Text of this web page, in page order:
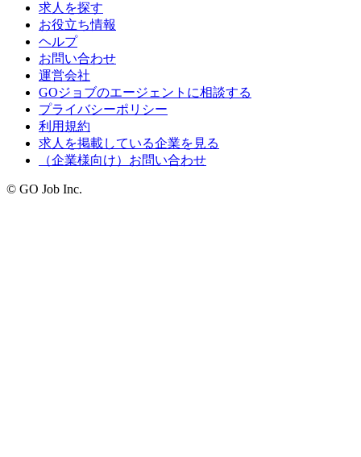
求人を探す
お役立ち情報
ヘルプ
お問い合わせ
運営会社
GOジョブのエージェントに相談する
プライバシーポリシー
利用規約
求人を掲載している企業を見る
（企業様向け）お問い合わせ
© GO Job Inc.